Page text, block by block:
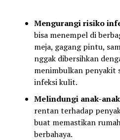
Mengurangi risiko
bisa menempel di
meja, gagang pintu,
nggak dibersihkan
menimbulkan penyakit
infeksi kulit.
Melindungi anak-
rentan terhadap
buat memastikan
berbahaya.